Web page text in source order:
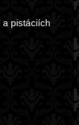
a pistáciích